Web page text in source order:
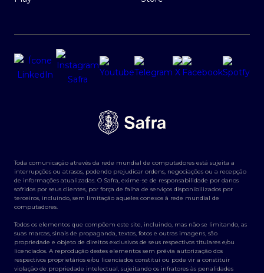
Toda comunicação através da rede mundial de computadores está sujeita a
interrupções ou atrasos, podendo prejudicar ordens, negociações ou a recepção
de informações atualizadas. O Safra, exime-se de responsabilidade por danos
sofridos por seus clientes, por força de falha de serviços disponibilizados por
terceiros, incluindo, sem limitação aqueles conexos à rede mundial de
computadores.
Todos os elementos que compõem este site, incluindo, mas não se limitando, as
suas marcas, sinais de propaganda, textos, fotos e outras imagens, são
propriedade e objeto de direitos exclusivos de seus respectivos titulares e/ou
licenciados. A reprodução destes elementos sem prévia autorização dos
respectivos proprietários e/ou licenciados constitui ou pode vir a constituir
violação de propriedade intelectual, sujeitando os infratores às penalidades